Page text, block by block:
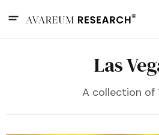
Las
A collection of